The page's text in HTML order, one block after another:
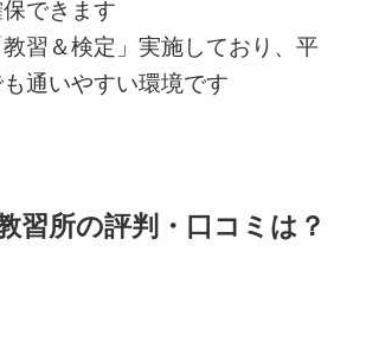
できます
習＆検定」実施しており、平
通いやすい環境です
習所の評判・口コミは？